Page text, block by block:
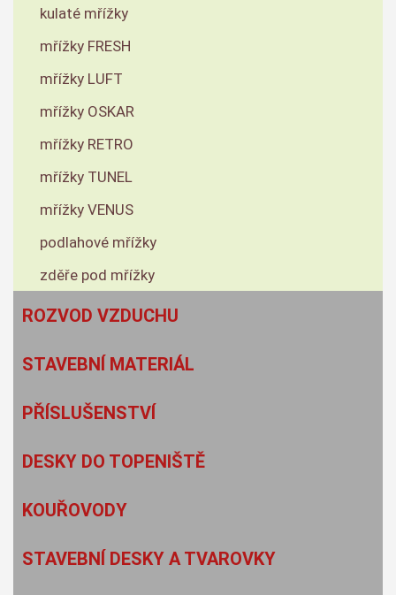
kulaté mřížky
mřížky FRESH
mřížky LUFT
mřížky OSKAR
mřížky RETRO
mřížky TUNEL
mřížky VENUS
podlahové mřížky
zděře pod mřížky
ROZVOD VZDUCHU
STAVEBNÍ MATERIÁL
PŘÍSLUŠENSTVÍ
DESKY DO TOPENIŠTĚ
KOUŘOVODY
STAVEBNÍ DESKY A TVAROVKY